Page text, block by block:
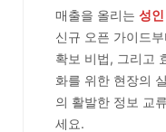
매출을 올리는 성
신규 오픈 가이드
확보 비법, 그리고
화를 위한 현장의
의 활발한 정보 교
세요.